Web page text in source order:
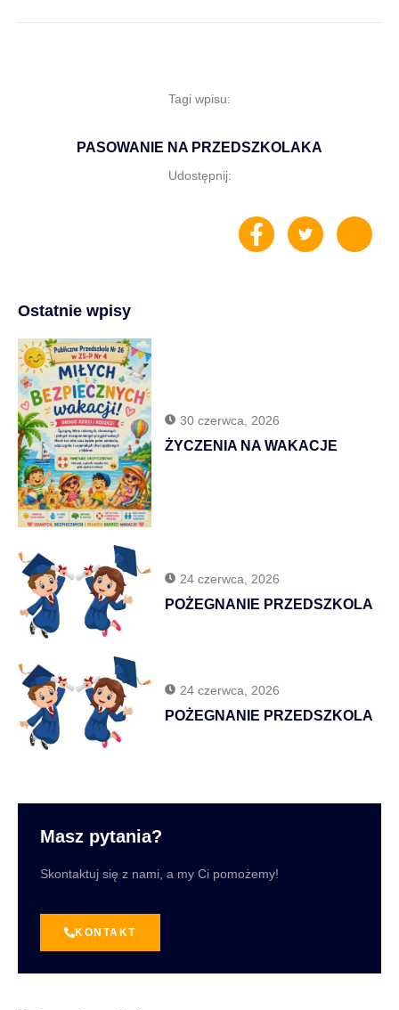
Tagi wpisu:
PASOWANIE NA PRZEDSZKOLAKA
Udostępnij:
Ostatnie wpisy
30 czerwca, 2026
ŻYCZENIA NA WAKACJE
24 czerwca, 2026
POŻEGNANIE PRZEDSZKOLA
24 czerwca, 2026
POŻEGNANIE PRZEDSZKOLA
Masz pytania?
Skontaktuj się z nami, a my Ci pomożemy!
KONTAKT